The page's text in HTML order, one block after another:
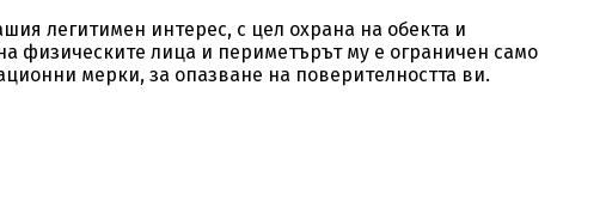
легитимен интерес, с цел охрана на обекта и
физическите лица и периметърът му е ограничен само
мерки, за опазване на поверителността ви.